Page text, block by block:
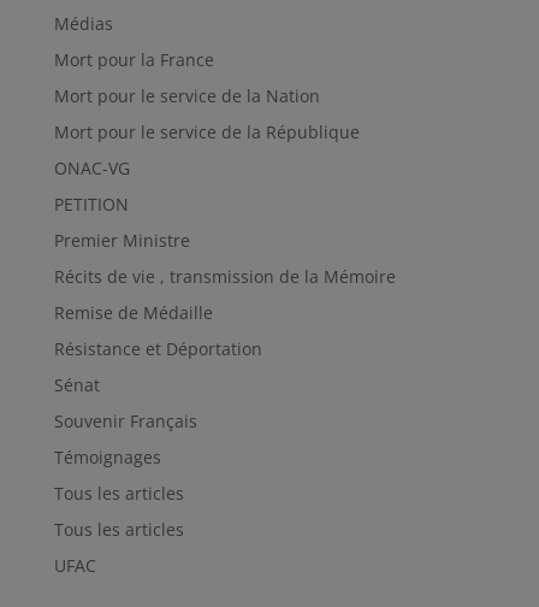
Médias
Mort pour la France
Mort pour le service de la Nation
Mort pour le service de la République
ONAC-VG
PETITION
Premier Ministre
Récits de vie , transmission de la Mémoire
Remise de Médaille
Résistance et Déportation
Sénat
Souvenir Français
Témoignages
Tous les articles
Tous les articles
UFAC